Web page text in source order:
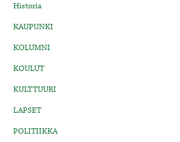
Historia
KAUPUNKI
KOLUMNI
KOULUT
KULTTUURI
LAPSET
POLITIIKKA